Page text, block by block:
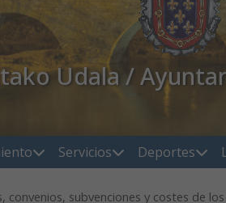
Udala /
Servicios Deportes
convenios, subvenciones y costes de